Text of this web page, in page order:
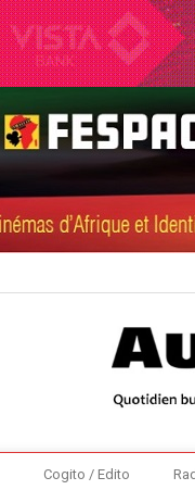
Cogito / Edito